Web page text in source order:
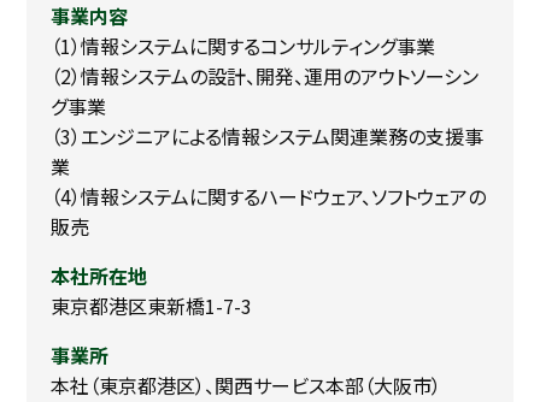
事業内容
（1）情報システムに関するコンサルティング事業
（2）情報システムの設計、開発、運用のアウトソーシン
グ事業
（3）エンジニアによる情報システム関連業務の支援事
業
（4）情報システムに関するハードウェア、ソフトウェアの
販売
本社所在地
東京都港区東新橋1-7-3
事業所
本社（東京都港区）、関西サービス本部（大阪市）